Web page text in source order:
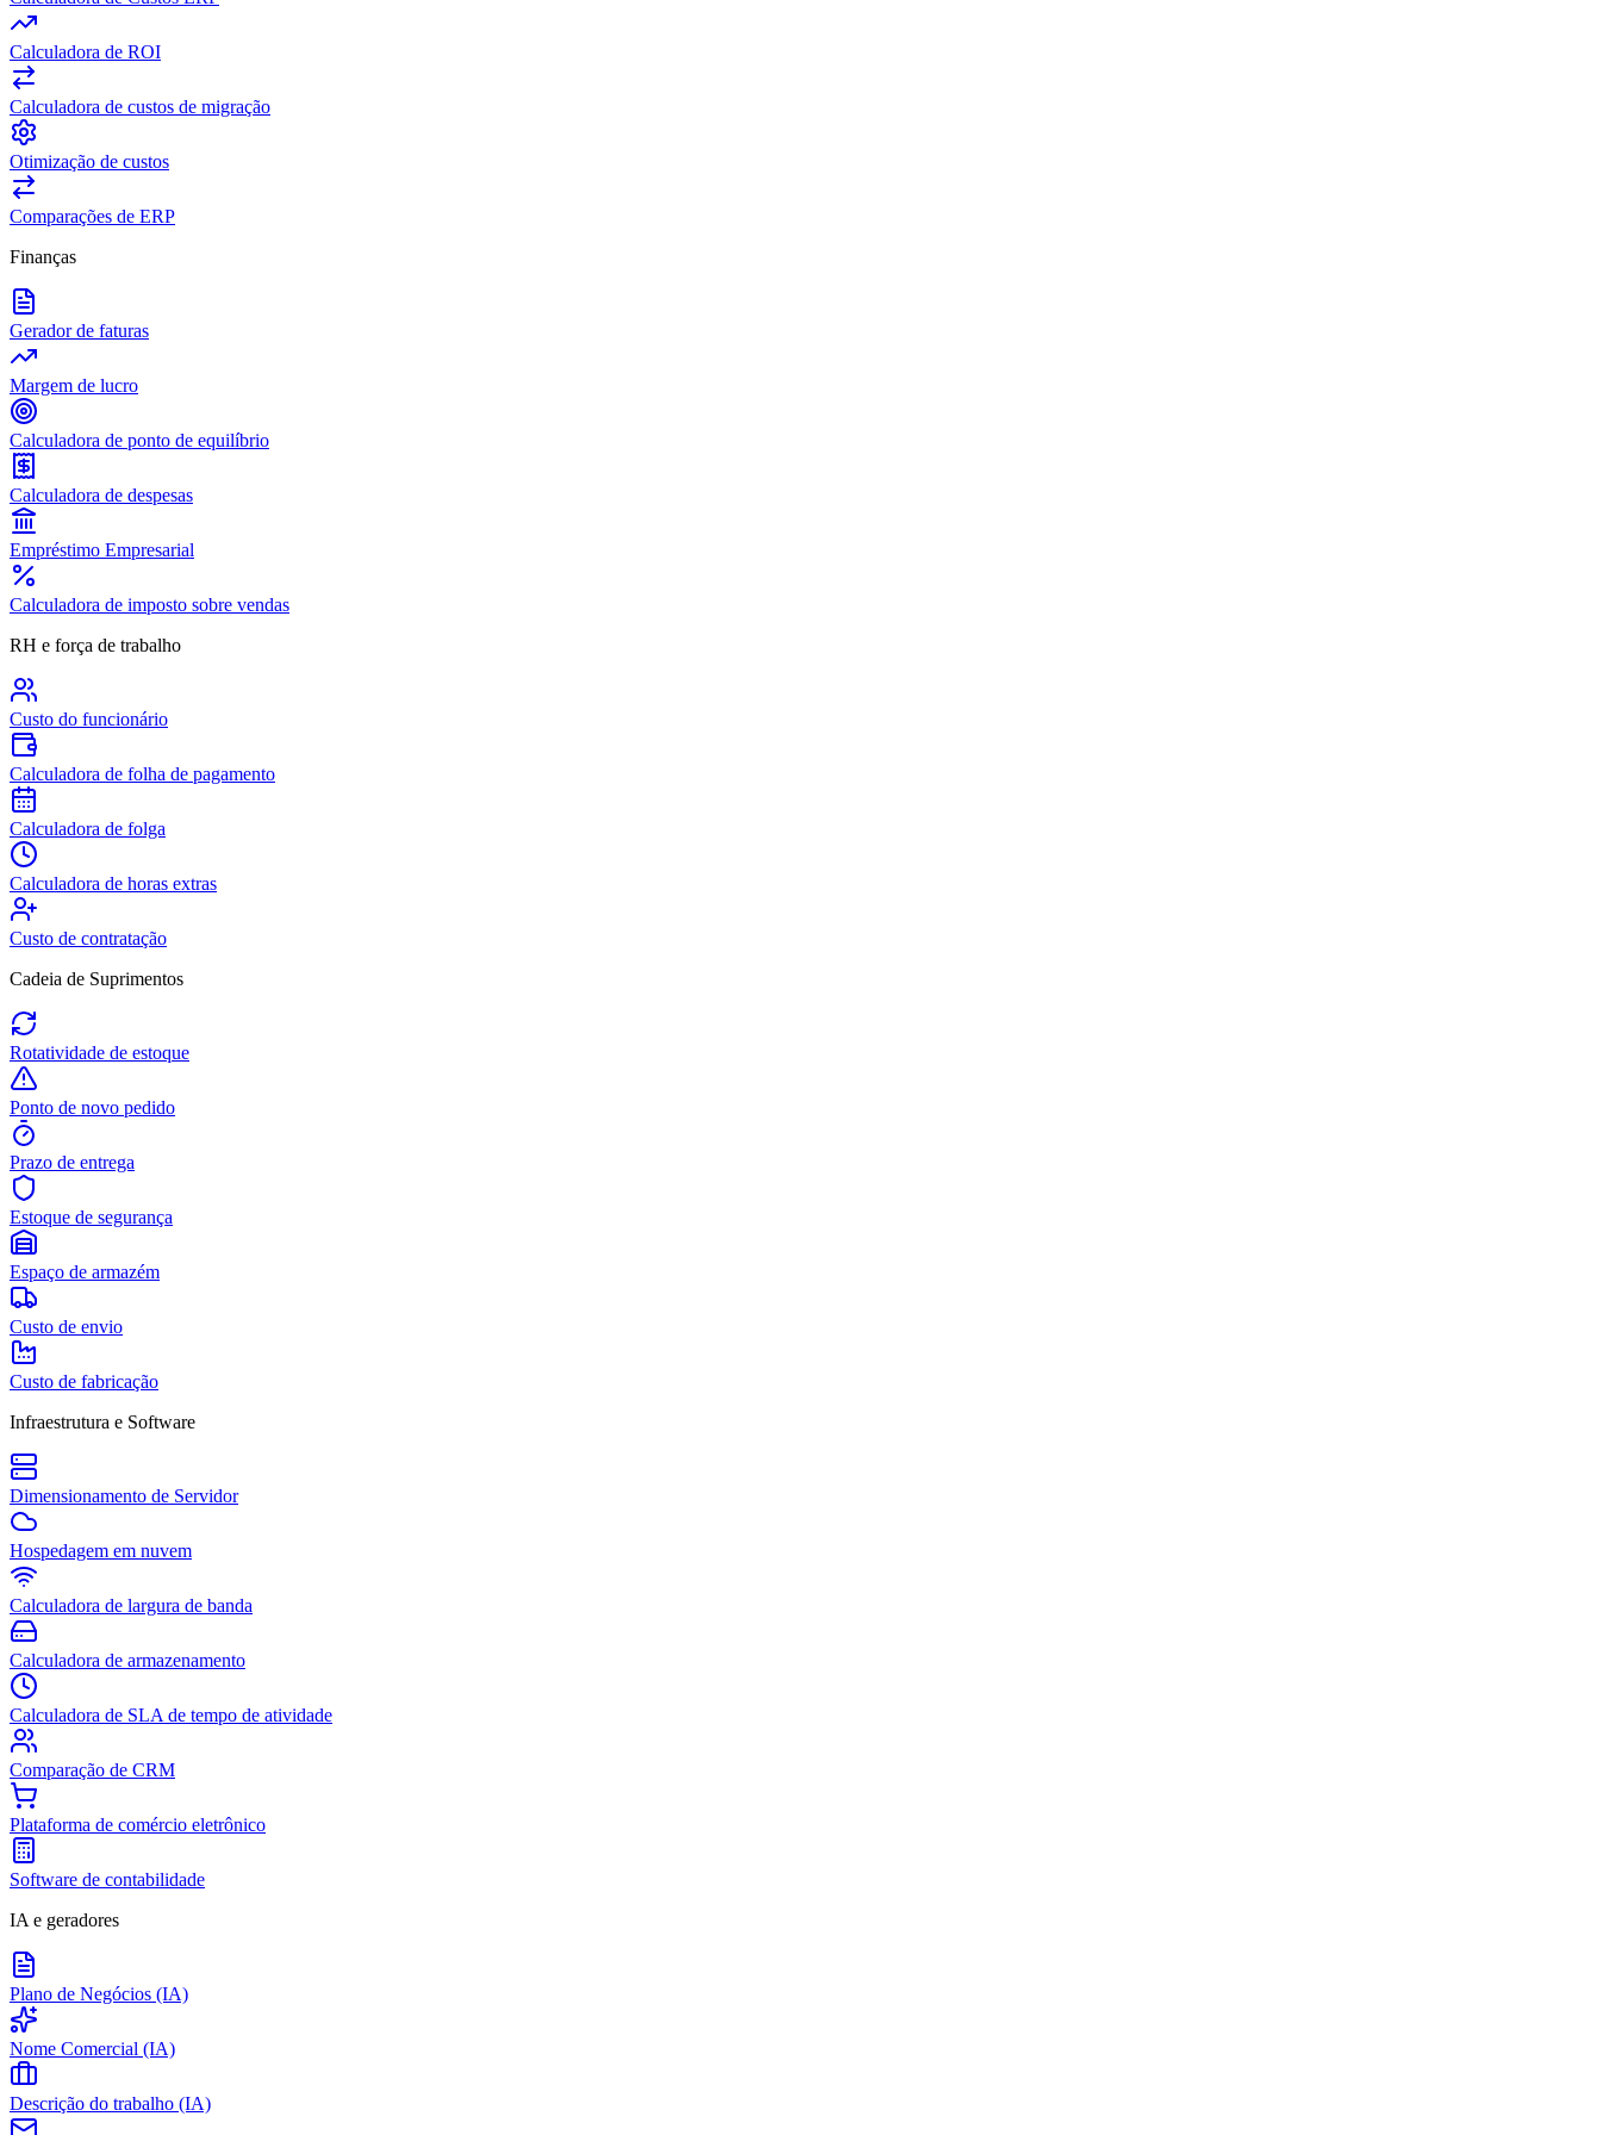
Calculadora de ROI
Calculadora de custos de migração
Otimização de custos
Comparações de ERP
Finanças
Gerador de faturas
Margem de lucro
Calculadora de ponto de equilíbrio
Calculadora de despesas
Empréstimo Empresarial
Calculadora de imposto sobre vendas
RH e força de trabalho
Custo do funcionário
Calculadora de folha de pagamento
Calculadora de folga
Calculadora de horas extras
Custo de contratação
Cadeia de Suprimentos
Rotatividade de estoque
Ponto de novo pedido
Prazo de entrega
Estoque de segurança
Espaço de armazém
Custo de envio
Custo de fabricação
Infraestrutura e Software
Dimensionamento de Servidor
Hospedagem em nuvem
Calculadora de largura de banda
Calculadora de armazenamento
Calculadora de SLA de tempo de atividade
Comparação de CRM
Plataforma de comércio eletrônico
Software de contabilidade
IA e geradores
Plano de Negócios (IA)
Nome Comercial (IA)
Descrição do trabalho (IA)